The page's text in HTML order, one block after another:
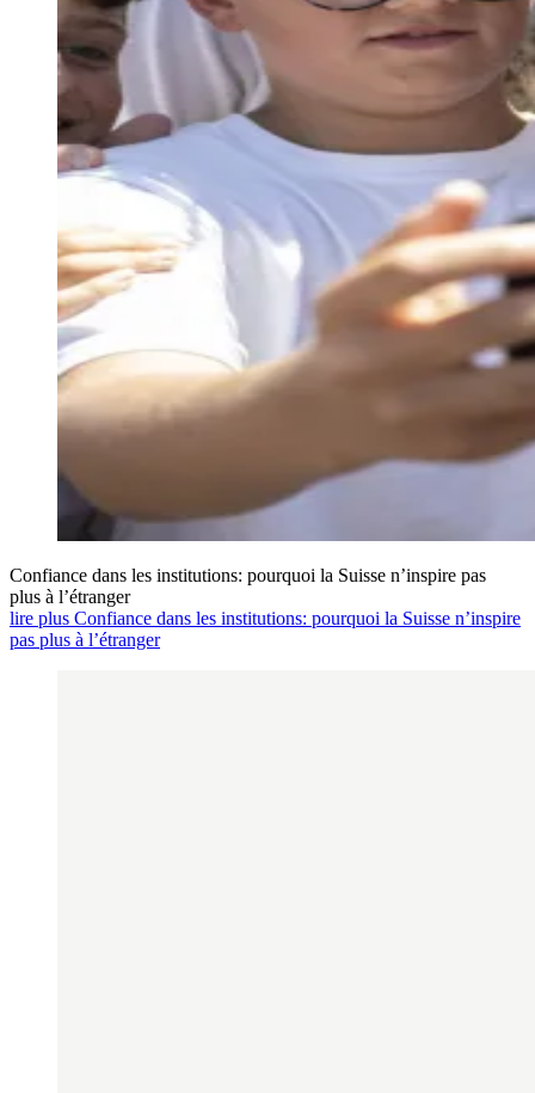
Confiance dans les institutions: pourquoi la Suisse n’inspire pas
plus à l’étranger
lire plus Confiance dans les institutions: pourquoi la Suisse n’inspire
pas plus à l’étranger